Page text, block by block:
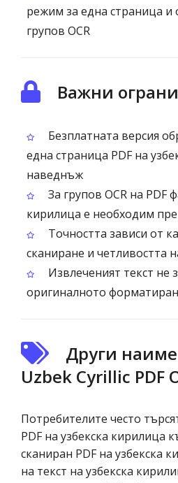
режим за една страница и
групов OCR
Важни
Безплатната версия
една страница PDF на
наведнъж
За групов OCR на PDF
кирилица е необходим
Точността зависи от
сканиране и четливостта
Извлеченият текст не
оригиналното
Други
Uzbek Cyrillic PDF
Потребителите често
PDF на узбекска кирилица
сканиран PDF на узбекска
на текст на узбекска